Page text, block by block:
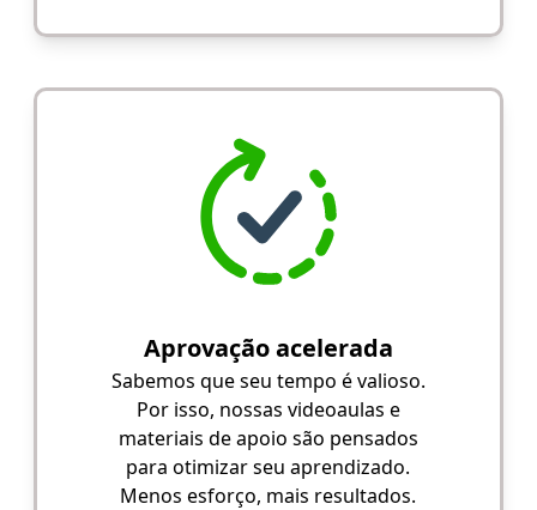
Aprovação acelerada
Sabemos que seu tempo é valioso.
Por isso, nossas videoaulas e
materiais de apoio são pensados
para otimizar seu aprendizado.
Menos esforço, mais resultados.